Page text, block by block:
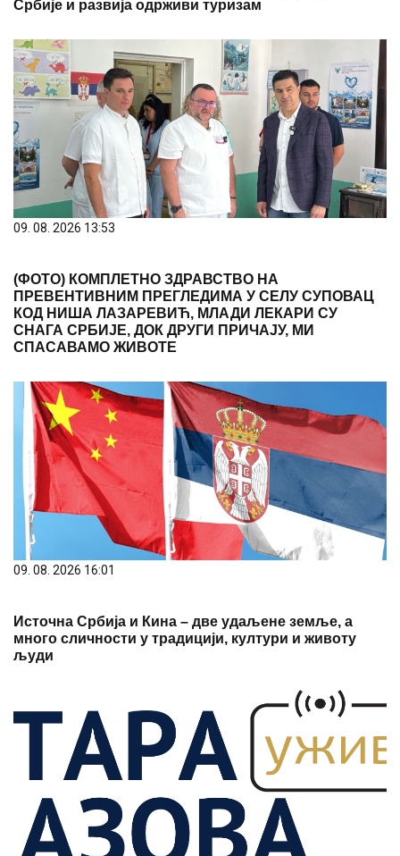
Србије и развија одрживи туризам
09. 08. 2026 13:53
(ФОТО) КОМПЛЕТНО ЗДРАВСТВО НА
ПРЕВЕНТИВНИМ ПРЕГЛЕДИМА У СЕЛУ СУПОВАЦ
КОД НИША ЛАЗАРЕВИЋ, МЛАДИ ЛЕКАРИ СУ
СНАГА СРБИЈЕ, ДОК ДРУГИ ПРИЧАЈУ, МИ
СПАСАВАМО ЖИВОТЕ
09. 08. 2026 16:01
Источна Србија и Кина – две удаљене земље, а
много сличности у традицији, култури и животу
људи